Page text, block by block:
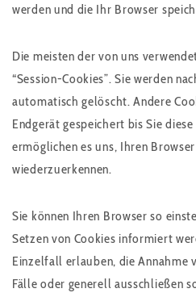
werden und die Ihr Browser
Die meisten der von uns
“Session-Cookies”. Sie werden
automatisch gelöscht. Andere
Endgerät gespeichert bis Sie
ermöglichen es uns, Ihren
wiederzuerkennen.
Sie können Ihren Browser so
Setzen von Cookies informiert
Einzelfall erlauben, die Annahme
Fälle oder generell ausschließen